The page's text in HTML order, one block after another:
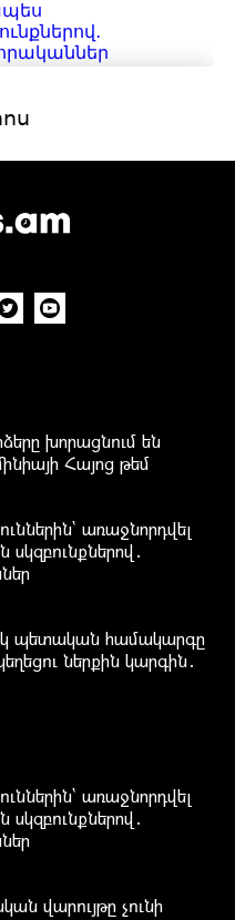
խորացնում են
Հայոց թեմ
առաջնորդվել
պետական համակարգը
ներքին կարգին․
առաջնորդվել
վարույթը չունի